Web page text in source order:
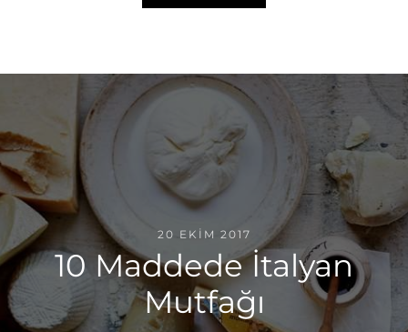
20 EKIM 2017
10 Maddede İtalyan
Mutfağı